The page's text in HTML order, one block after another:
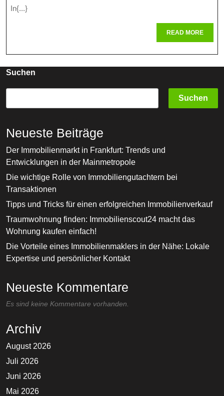
In{...}
READ MOREREAD
MORE
Suchen
Suchen
Neueste Beiträge
Der Immobilienmarkt in Frankfurt: Trends und
Entwicklungen in der Mainmetropole
Die wichtige Rolle von Immobiliengutachtern bei
Transaktionen
Tipps und Tricks für einen erfolgreichen Immobilienverkauf
Traumwohnung finden: Immobilienscout24 macht das
Wohnung kaufen einfach!
Die Vorteile eines Immobilienmaklers in der Nähe: Lokale
Expertise und persönlicher Kontakt
Neueste Kommentare
Es sind keine Kommentare vorhanden.
Archiv
August 2026
Juli 2026
Juni 2026
Mai 2026